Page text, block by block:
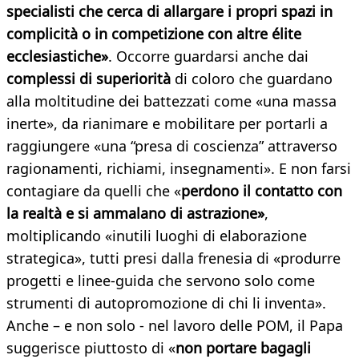
specialisti che cerca di allargare i propri spazi in
complicità o in competizione con altre élite
ecclesiastiche». Occorre guardarsi anche dai
complessi di superiorità di coloro che guardano
alla moltitudine dei battezzati come «una massa
inerte», da rianimare e mobilitare per portarli a
raggiungere «una “presa di coscienza” attraverso
ragionamenti, richiami, insegnamenti». E non farsi
contagiare da quelli che «perdono il contatto con
la realtà e si ammalano di astrazione»,
moltiplicando «inutili luoghi di elaborazione
strategica», tutti presi dalla frenesia di «produrre
progetti e linee-guida che servono solo come
strumenti di autopromozione di chi li inventa».
Anche – e non solo - nel lavoro delle POM, il Papa
suggerisce piuttosto di «non portare bagagli